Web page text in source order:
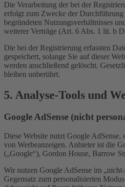
Die Verarbeitung der bei der
erfolgt zum Zwecke der Durchführung
begründeten Nutzungsverhältnisses
weiterer Verträge (Art. 6 Abs. 1 lit. b
Die bei der Registrierung erfassten
gespeichert, solange Sie auf dieser
werden anschließend gelöscht.
bleiben unberührt.
5. Analyse-Tools und
Google AdSense (nicht
Diese Website nutzt Google
von Werbeanzeigen. Anbieter ist die
(„Google“), Gordon House, Barrow
Wir nutzen Google AdSense im
Gegensatz zum personalisierten